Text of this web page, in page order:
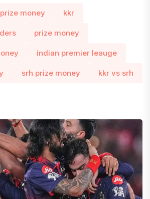
money kkr
prize money
indian premier leauge
srh prize money kkr vs srh